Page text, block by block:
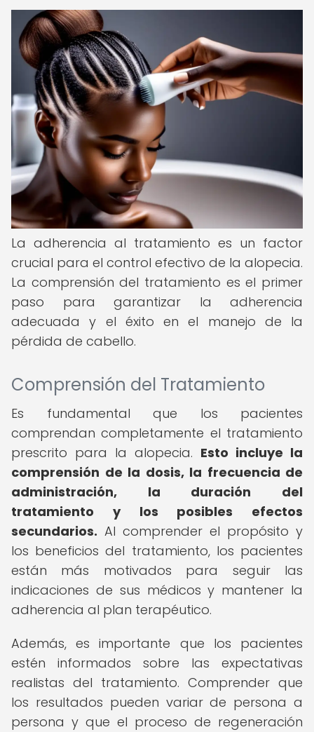
La adherencia al tratamiento es un factor
crucial para el control efectivo de la alopecia.
La comprensión del tratamiento es el primer
paso para garantizar la adherencia
adecuada y el éxito en el manejo de la
pérdida de cabello.
Comprensión del Tratamiento
Es fundamental que los pacientes
comprendan completamente el tratamiento
prescrito para la alopecia. Esto incluye la
comprensión de la dosis, la frecuencia de
administración, la duración del
tratamiento y los posibles efectos
secundarios. Al comprender el propósito y
los beneficios del tratamiento, los pacientes
están más motivados para seguir las
indicaciones de sus médicos y mantener la
adherencia al plan terapéutico.
Además, es importante que los pacientes
estén informados sobre las expectativas
realistas del tratamiento. Comprender que
los resultados pueden variar de persona a
persona y que el proceso de regeneración